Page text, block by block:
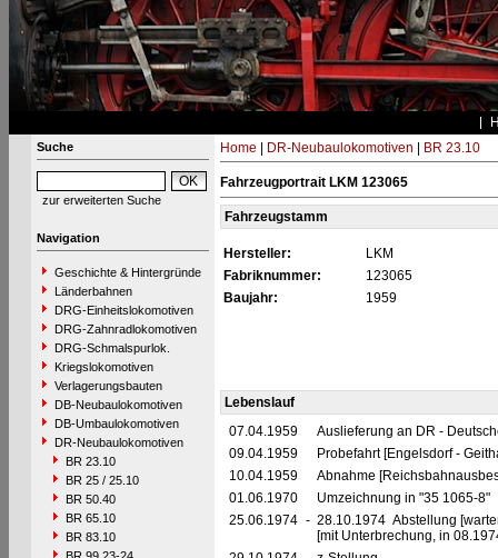
Suche
zur erweiterten Suche
Navigation
Geschichte & Hintergründe
Länderbahnen
DRG-Einheitslokomotiven
DRG-Zahnradlokomotiven
DRG-Schmalspurlok.
Kriegslokomotiven
Verlagerungsbauten
DB-Neubaulokomotiven
DB-Umbaulokomotiven
DR-Neubaulokomotiven
BR 23.10
BR 25 / 25.10
BR 50.40
BR 65.10
BR 83.10
Home DR-Neubaulokomotiven BR 23.10
Fahrzeugportrait LKM 123065
Fahrzeugstamm
Hersteller:
LKM
Fabriknummer:
123065
Baujahr:
1959
Lebenslauf
07.04.1959
Auslieferung an DR -
09.04.1959
Probefahrt [Engelsdorf -
10.04.1959
Abnahme
01.06.1970
Umzeichnung in "35 1065-8"
25.06.1974 - 28.10.1974 Abstellung
[mit Unterbrechung, in